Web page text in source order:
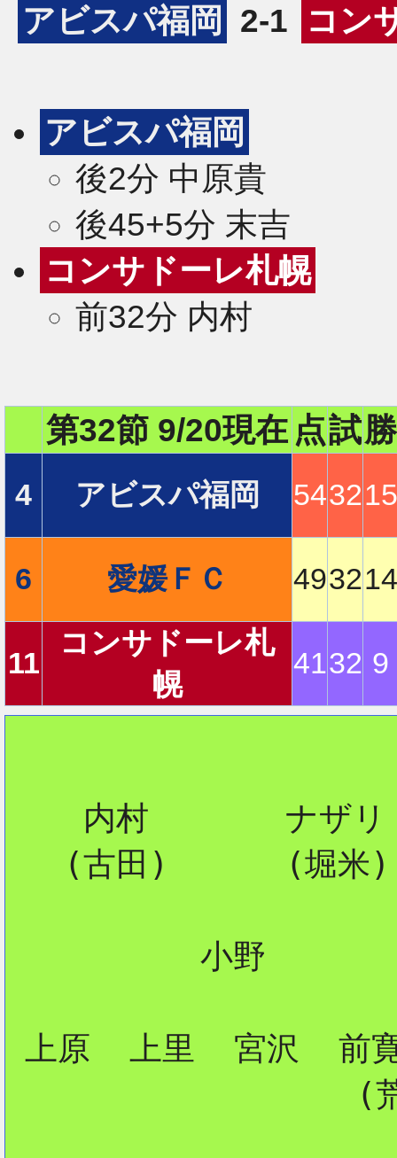
アビスパ福岡 2-1 コン
アビスパ福岡
後2分 中原貴
後45+5分 末吉
コンサドーレ札幌
前32分 内村
第32節 9/20現在 点試勝
4 アビスパ福岡 543215
6 愛媛ＦＣ 493214
11
コンサドーレ札
幌
4132 9
内村       ナザリ
   (古田)      (堀米)
          小野
上原  上里  宮沢  前
(